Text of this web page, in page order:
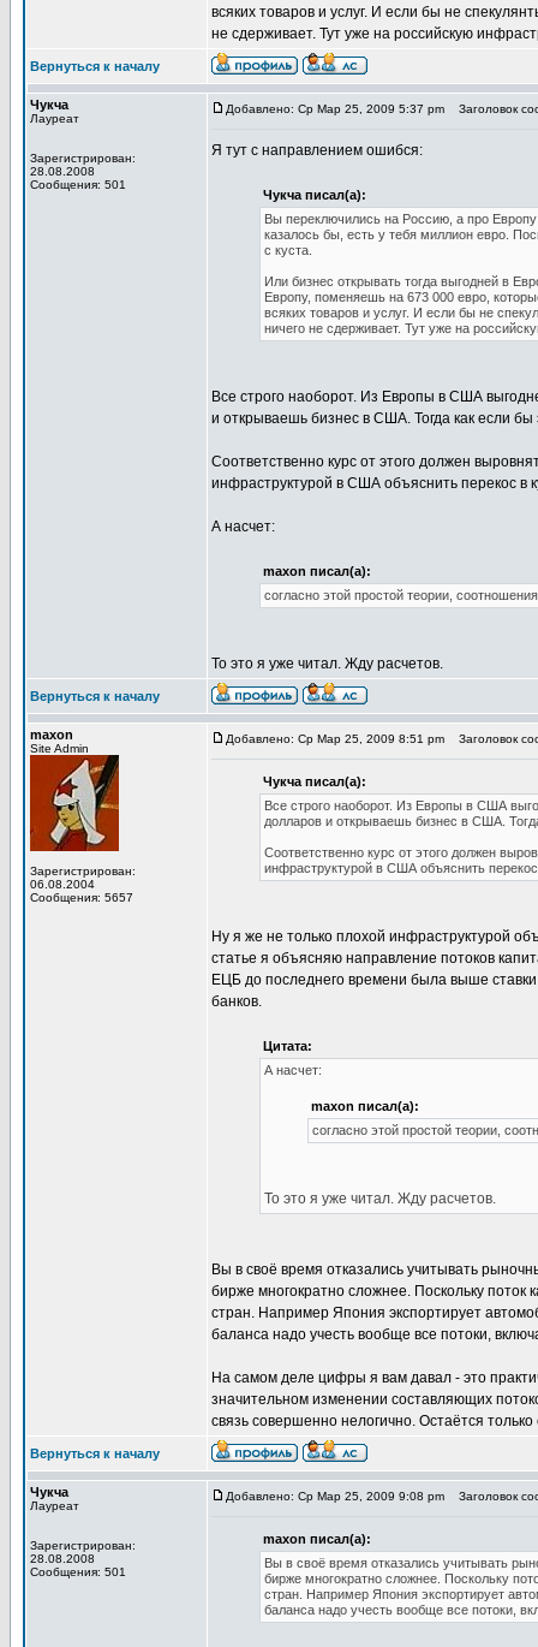
всяких товаров и услуг. И если бы не
не сдерживает. Тут уже на российскую
Вернуться к началу
Чукча
Лауреат
Зарегистрирован:
28.08.2008
Сообщения: 501
Добавлено: Ср Мар 25, 2009 5:37 pm Заголовок
Я тут с направлением ошибся:
Чукча писал(а):
Вы переключились на Россию, а про
казалось бы, есть у тебя миллион евро.
с куста.
Или бизнес открывать тогда выгодней в
Европу, поменяешь на 673 000 евро,
всяких товаров и услуг. И если бы не
ничего не сдерживает. Тут уже на
Все строго наоборот. Из Европы в США
и открываешь бизнес в США. Тогда как если
Соответственно курс от этого должен
инфраструктурой в США объяснить перекос в
А насчет:
maxon писал(а):
согласно этой простой теории,
То это я уже читал. Жду расчетов.
Вернуться к началу
maxon
Site Admin
Зарегистрирован:
06.08.2004
Сообщения: 5657
Добавлено: Ср Мар 25, 2009 8:51 pm Заголовок
Чукча писал(а):
Все строго наоборот. Из Европы в США
долларов и открываешь бизнес в США.
Соответственно курс от этого должен
инфраструктурой в США объяснить
Ну я же не только плохой инфраструктурой
статье я объясняю направление потоков
ЕЦБ до последнего времени была выше
банков.
Цитата:
А насчет:
maxon писал(а):
согласно этой простой теории,
То это я уже читал. Жду расчетов.
Вы в своё время отказались учитывать
бирже многократно сложнее. Поскольку
стран. Например Япония экспортирует
баланса надо учесть вообще все потоки,
На самом деле цифры я вам давал - это
значительном изменении составляющих
связь совершенно нелогично. Остаётся
Вернуться к началу
Чукча
Лауреат
Зарегистрирован:
28.08.2008
Сообщения: 501
Добавлено: Ср Мар 25, 2009 9:08 pm Заголовок
maxon писал(а):
Вы в своё время отказались учитывать
бирже многократно сложнее. Поскольку
стран. Например Япония экспортирует
баланса надо учесть вообще все потоки,